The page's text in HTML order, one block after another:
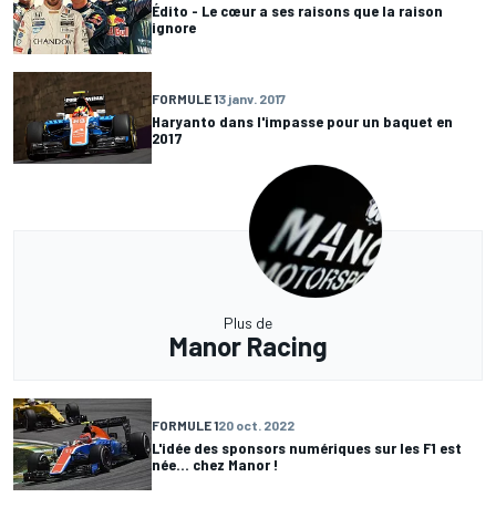
Édito - Le cœur a ses raisons que la raison
ignore
FORMULE 13 janv. 2017
Haryanto dans l'impasse pour un baquet en
2017
Plus de
Manor Racing
FORMULE 120 oct. 2022
L'idée des sponsors numériques sur les F1 est
née... chez Manor !